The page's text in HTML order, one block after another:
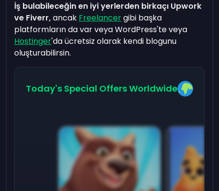
İş bulabileceğin en iyi yerlerden birkaçı Upwork
ve Fiverr,ancak Freelancergibi başka
platformların da var veya WordPress'te veya
Hostinger'da ücretsiz olarak kendi blogunu
oluşturabilirsin.
Today's Special Offers Worldwide